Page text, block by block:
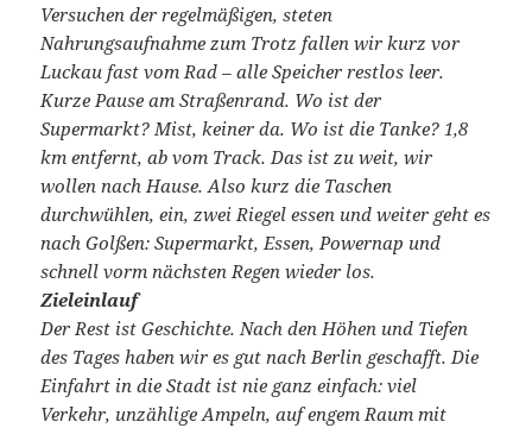
Versuchen der regelmäßigen, steten
Nahrungsaufnahme zum Trotz fallen wir kurz vor
Luckau fast vom Rad – alle Speicher restlos leer.
Kurze Pause am Straßenrand. Wo ist der
Supermarkt? Mist, keiner da. Wo ist die Tanke? 1,8
km entfernt, ab vom Track. Das ist zu weit, wir
wollen nach Hause. Also kurz die Taschen
durchwühlen, ein, zwei Riegel essen und weiter geht es
nach Golßen: Supermarkt, Essen, Powernap und
schnell vorm nächsten Regen wieder los.
Zieleinlauf
Der Rest ist Geschichte. Nach den Höhen und Tiefen
des Tages haben wir es gut nach Berlin geschafft. Die
Einfahrt in die Stadt ist nie ganz einfach: viel
Verkehr, unzählige Ampeln, auf engem Raum mit